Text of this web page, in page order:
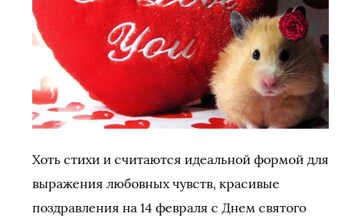
Хоть стихи и считаются идеальной формой для
выражения любовных чувств, красивые
поздравления на 14 февраля с Днем святого